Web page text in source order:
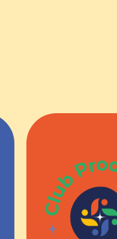
CRÉATION